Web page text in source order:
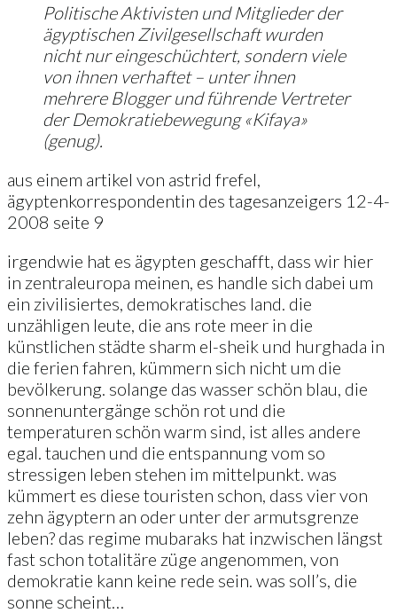
Politische Aktivisten und Mitglieder der
ägyptischen Zivilgesellschaft wurden
nicht nur eingeschüchtert, sondern viele
von ihnen verhaftet – unter ihnen
mehrere Blogger und führende Vertreter
der Demokratiebewegung «Kifaya»
(genug).
aus einem artikel von astrid frefel,
ägyptenkorrespondentin des tagesanzeigers 12-4-
2008 seite 9
irgendwie hat es ägypten geschafft, dass wir hier
in zentraleuropa meinen, es handle sich dabei um
ein zivilisiertes, demokratisches land. die
unzähligen leute, die ans rote meer in die
künstlichen städte sharm el-sheik und hurghada in
die ferien fahren, kümmern sich nicht um die
bevölkerung. solange das wasser schön blau, die
sonnenuntergänge schön rot und die
temperaturen schön warm sind, ist alles andere
egal. tauchen und die entspannung vom so
stressigen leben stehen im mittelpunkt. was
kümmert es diese touristen schon, dass vier von
zehn ägyptern an oder unter der armutsgrenze
leben? das regime mubaraks hat inzwischen längst
fast schon totalitäre züge angenommen, von
demokratie kann keine rede sein. was soll’s, die
sonne scheint…